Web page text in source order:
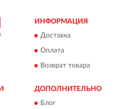
ИНФОРМАЦИЯ
Доставка
Оплата
Возврат товара
ДОПОЛНИТЕЛЬНО
Блог